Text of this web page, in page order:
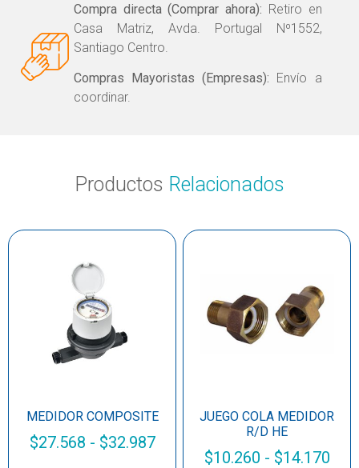
Compra directa (Comprar ahora): Retiro en
Casa Matriz, Avda. Portugal Nº1552,
Santiago Centro.
Compras Mayoristas (Empresas): Envío a
coordinar.
Productos Relacionados
MEDIDOR COMPOSITE
$27.568 - $32.987
JUEGO COLA MEDIDOR
R/D HE
$10.260 - $14.170